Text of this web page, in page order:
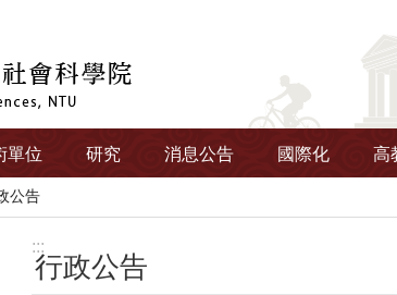
單位 研究 消息公告 國際化 高
公告
:::
行政公告